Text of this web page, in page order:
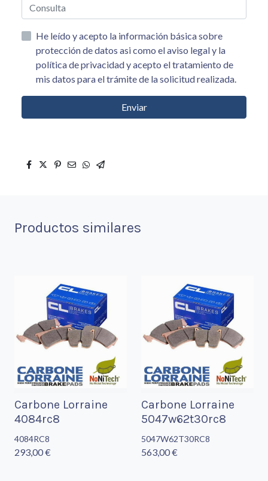
He leído y acepto la información básica sobre
protección de datos asi como el aviso legal y la
política de privacidad y acepto el tratamiento de
mis datos para el trámite de la solicitud realizada.
Enviar
Productos similares
Carbone Lorraine
4084rc8
4084RC8
293,00 €
Carbone Lorraine
5047w62t30rc8
5047W62T30RC8
563,00 €